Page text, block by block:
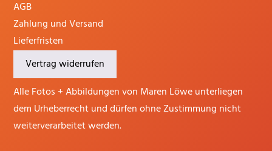
AGB
Zahlung und Versand
Lieferfristen
Vertrag widerrufen
Alle Fotos + Abbildungen von Maren Löwe unterliegen
dem Urheberrecht und dürfen ohne Zustimmung nicht
weiterverarbeitet werden.